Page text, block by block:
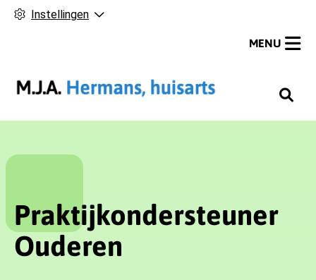
Instellingen
H
o
e
n
MENU
Praktijkondersteuner
Ouderen